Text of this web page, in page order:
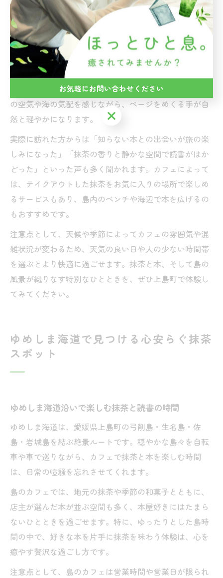
島カフェで味わう抹茶と読書の特別な瞬間
島カフェで過ごす抹茶と読書の時間は、旅の思い出とし
て心に残る特別な瞬間になります。ゆめしま海道を渡
り、静かなカフェに腰を下ろした時、日常では味わえな
い穏やかな時間が流れ始めます。抹茶の一口ごとに、島
の空気や海の気配を感じながら、ページをめくる手が自
然と軽やかになります。
実際に訪れた方からは「知らない本との出会いが旅の楽
しみになった」「抹茶の香りと静かな空間で読書がはか
どった」といった声も多く聞かれます。カフェによって
は、テイクアウトした抹茶をお気に入りの場所で楽しめ
るサービスもあり、島内のベンチや海辺で本を広げるの
もおすすめです。
注意点として、天候や季節によってカフェの雰囲気や混
雑状況が変わるため、天気の良い日や人の少ない時間帯
を選ぶとより快適に過ごせます。抹茶と本、そして島の
風景が織りなす特別なひとときを、ぜひ上島町で体験し
てみてください。
ゆめしま海道で見つける心安らぐ抹茶
スポット
ゆめしま海道沿いで楽しむ抹茶と読書の時間
ゆめしま海道は、愛媛県上島町の弓削島・生名島・佐
島・岩城島を結ぶ絶景ルートです。穏やかな島々を自転
車や車で巡りながら、カフェで抹茶と本を楽しむ時間
は、日常の喧騒を忘れさせてくれます。
島のカフェでは、地元の抹茶や季節の和菓子とともに、
店主が選んだ本が並ぶ空間も多く、本屋好きにはたまら
ないひとときを過ごせます。特に、ゆったりとした島時
間の中で、好きな本を片手に抹茶を味わう体験は、心を
癒やす贅沢な過ごし方です。
注意点として、島のカフェは営業時間や営業日が限られ
お気軽にお問い合わせください
お気軽にお問い合わせください